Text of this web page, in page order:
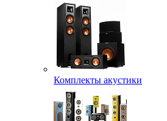
Комплекты акустики